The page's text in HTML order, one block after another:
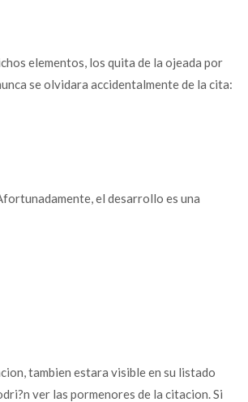
elementos, los quita de la ojeada por
se olvidara accidentalmente de la cita:
el desarrollo es una
tambien estara visible en su listado
ver las pormenores de la citacion. Si